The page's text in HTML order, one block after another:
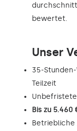
bewertet.
Unser
35-
Teilzeit
Bis zu
Betriebliche